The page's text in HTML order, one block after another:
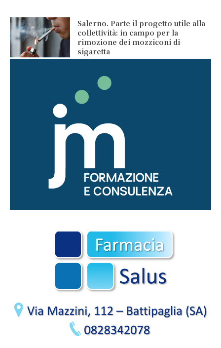
Salerno. Parte il progetto utile alla
collettività: in campo per la
rimozione dei mozziconi di
sigaretta